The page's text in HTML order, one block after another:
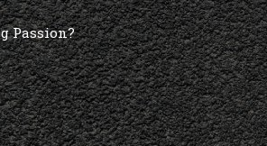
Passion?